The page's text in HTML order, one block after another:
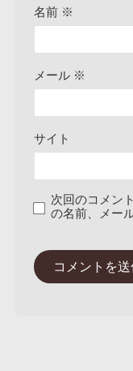
名前 ※
メール ※
サイト
次回のコメン
の名前、メー